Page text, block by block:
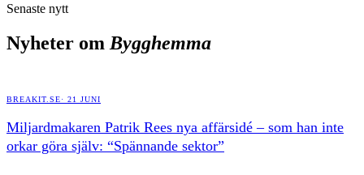
Senaste nytt
Nyheter om Bygghemma
BREAKIT.SE· 21 JUNI
Miljardmakaren Patrik Rees nya affärsidé – som han inte
orkar göra själv: “Spännande sektor”